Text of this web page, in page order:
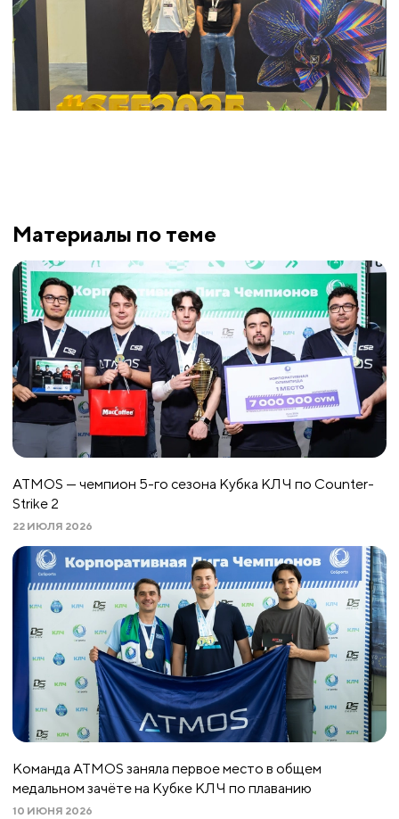
Материалы по теме
ATMOS — чемпион 5-го сезона Кубка КЛЧ по Counter-
Strike 2
22 ИЮЛЯ 2026
Команда ATMOS заняла первое место в общем
медальном зачёте на Кубке КЛЧ по плаванию
10 ИЮНЯ 2026